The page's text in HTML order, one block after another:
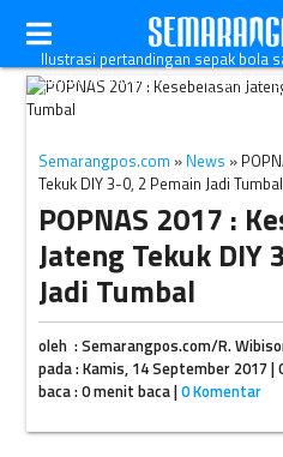
Ilustrasi pertandingan sepak bola
Stadion Citarum, Semarang,
(JIBI/Semarangpos.com/
Semarangpos.com » News »
Tekuk DIY 3-0, 2 Pemain Jadi Tumbal
POPNAS 2017 :
Jateng Tekuk DIY
Jadi Tumbal
oleh : Semarangpos.com/R.
pada : Kamis, 14 September 2017 |
baca : 0 menit baca |0 Komentar